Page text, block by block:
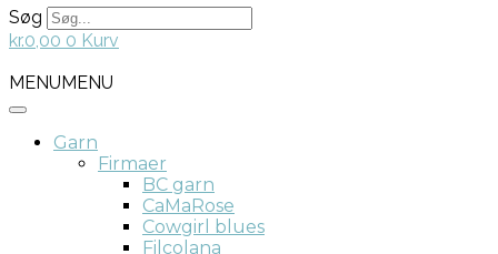
Søg
kr.0,00 0 Kurv
MENUMENU
Garn
Firmaer
BC garn
CaMaRose
Cowgirl blues
Filcolana